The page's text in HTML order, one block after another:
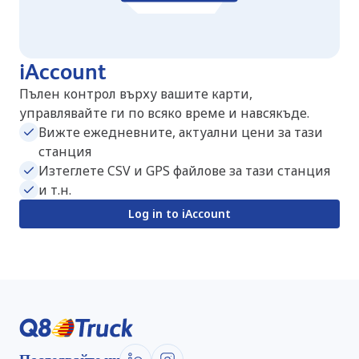
iAccount
Пълен контрол върху вашите карти,
управлявайте ги по всяко време и навсякъде.
Вижте ежедневните, актуални цени за тази
станция
Изтеглете CSV и GPS файлове за тази станция
и т.н.
Log in to iAccount